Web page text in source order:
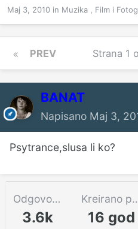
Maj 3, 2010 in Muzika , Film i
PREV Strana 1
BANAT
Napisano Maj 3,
Psytrance,slusa li ko?
Odgovora
3.6k 16 god